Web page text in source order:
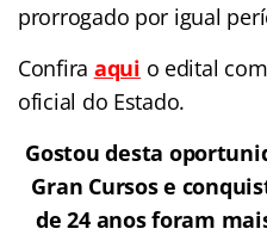
prorrogado por igual
Confira aqui o edital
oficial do Estado.
Gostou desta
Gran Cursos e
de 24 anos foram